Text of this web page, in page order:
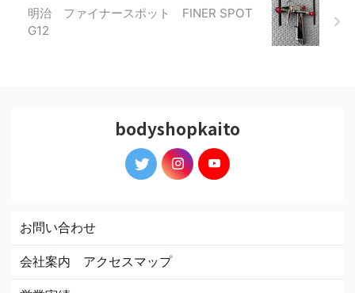
明治 ファイナースポット FINER SPOT
G12
bodyshopkaito
お問い合わせ
会社案内 アクセスマップ